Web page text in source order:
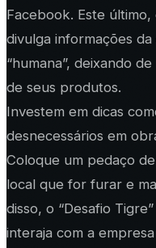
Facebook. Este
divulga informações
“humana”, deixando
de seus produtos.
Investem em dicas
desnecessários em
Coloque um pedaço
local que for furar e
disso, o “Desafio
interaja com a